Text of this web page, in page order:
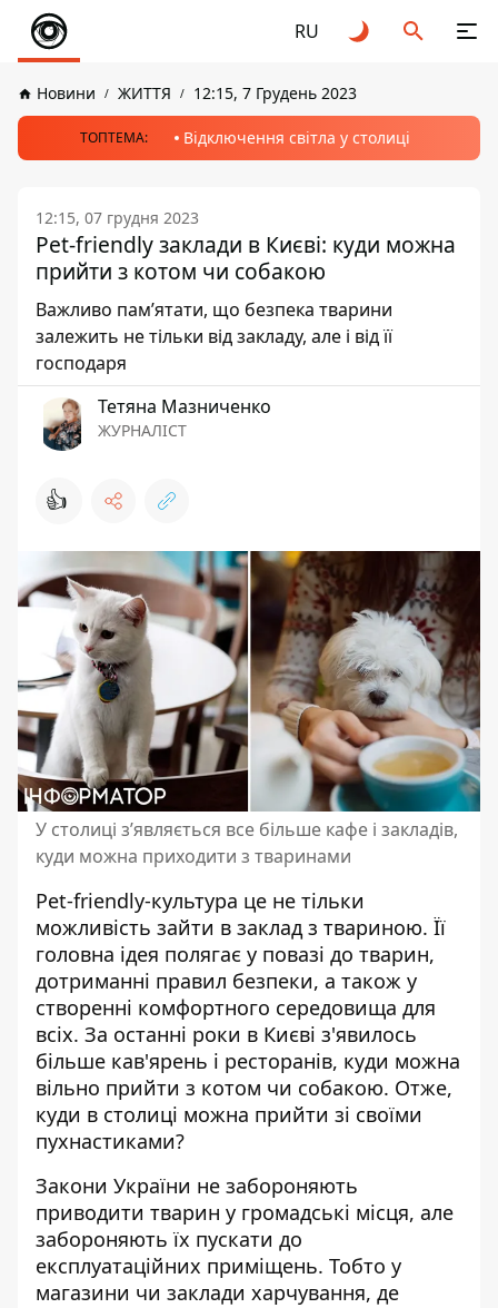
RU
Новини ЖИТТЯ 12:15, 7 Грудень 2023
ТОПТЕМА: Відключення світла у столиці
12:15, 07 грудня 2023
Pet-friendly заклади в Києві: куди можна
прийти з котом чи собакою
Важливо пам’ятати, що безпека тварини
залежить не тільки від закладу, але і від її
господаря
Тетяна Мазниченко
ЖУРНАЛІСТ
👍
У столиці з’являється все більше кафе і закладів,
куди можна приходити з тваринами
Pet-friendly-культура це не тільки
можливість зайти в заклад з твариною. Її
головна ідея полягає у повазі до тварин,
дотриманні правил безпеки, а також у
створенні комфортного середовища для
всіх. За останні роки в Києві з'явилось
більше кав'ярень і ресторанів, куди можна
вільно прийти з котом чи собакою. Отже,
куди в столиці можна прийти зі своїми
пухнастиками?
Закони України не забороняють
приводити тварин у громадські місця, але
забороняють їх пускати до
експлуатаційних приміщень. Тобто у
магазини чи заклади харчування, де